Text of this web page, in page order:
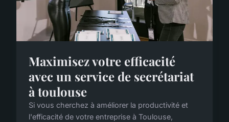
Maximisez votre efficacité
avec un service de secrétariat
à toulouse
Si vous cherchez à améliorer la productivité et
l'efficacité de votre entreprise à Toulouse,